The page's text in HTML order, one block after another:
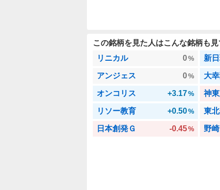
この銘柄を見た人はこんな銘柄も
リニカル
0% 新
アンジェス 0% 大
オンコリス +3.17% 神
リソー教育 +0.50% 東
日本創発Ｇ -0.45% 野